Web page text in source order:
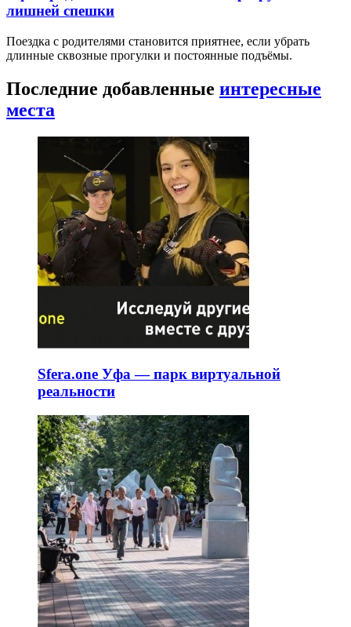
лишней спешки
Поездка с родителями становится приятнее, если убрать
длинные сквозные прогулки и постоянные подъёмы.
Последние добавленные интересные
места
Sfera.one Уфа — парк виртуальной
реальности